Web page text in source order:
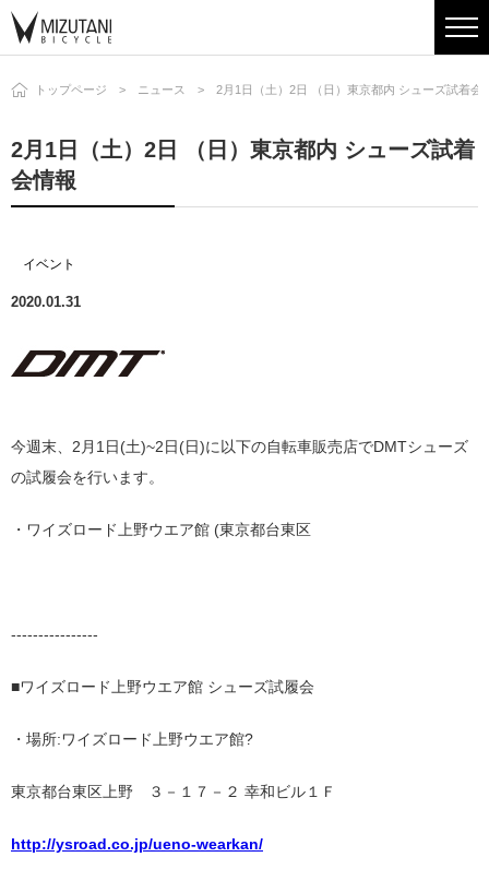
トップページ ニュース 2月1日（土）2日 （日）東京都内 シューズ試着会
2月1日（土）2日 （日）東京都内 シューズ試着
会情報
イベント
2020.01.31
今週末、2月1日(土)~2日(日)に以下の自転車販売店でDMTシューズ
の試履会を行います。
・ワイズロード上野ウエア館 (東京都台東区
----------------
■ワイズロード上野ウエア館 シューズ試履会
・場所:ワイズロード上野ウエア館?
東京都台東区上野 ３－１７－２ 幸和ビル１Ｆ
http://ysroad.co.jp/ueno-wearkan/